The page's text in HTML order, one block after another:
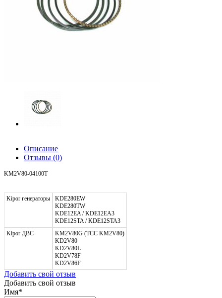
Описание
Отзывы (0)
KM2V80-04100T
Kipor генераторы
KDE280EW
KDE280TW
KDE12EA / KDE12EA3
KDE12STA / KDE12STA3
Kipor ДВС
KM2V80G (ТСС KM2V80)
KD2V80
KD2V80L
KD2V78F
KD2V86F
Добавить свой отзыв
Добавить свой отзыв
Имя*